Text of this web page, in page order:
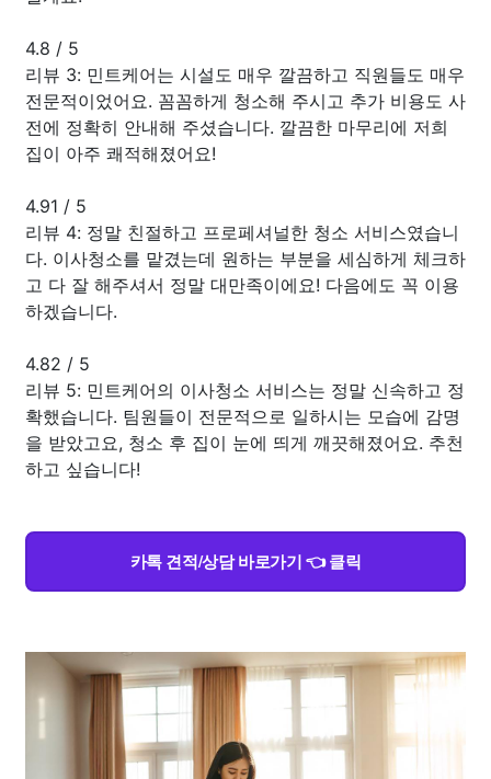
4.8 / 5
리뷰 3: 민트케어는 시설도 매우 깔끔하고 직원들도 매우
전문적이었어요. 꼼꼼하게 청소해 주시고 추가 비용도 사
전에 정확히 안내해 주셨습니다. 깔끔한 마무리에 저희
집이 아주 쾌적해졌어요!
4.91 / 5
리뷰 4: 정말 친절하고 프로페셔널한 청소 서비스였습니
다. 이사청소를 맡겼는데 원하는 부분을 세심하게 체크하
고 다 잘 해주셔서 정말 대만족이에요! 다음에도 꼭 이용
하겠습니다.
4.82 / 5
리뷰 5: 민트케어의 이사청소 서비스는 정말 신속하고 정
확했습니다. 팀원들이 전문적으로 일하시는 모습에 감명
을 받았고요, 청소 후 집이 눈에 띄게 깨끗해졌어요. 추천
하고 싶습니다!
카톡 견적/상담 바로가기 👈 클릭